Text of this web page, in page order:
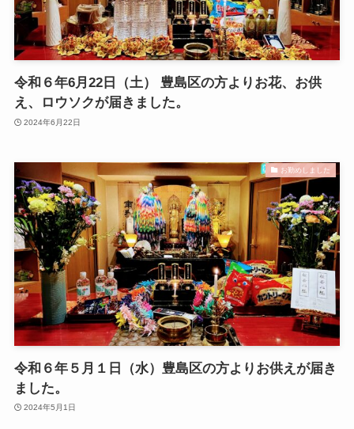
令和６年6月22日（土） 豊島区の方よりお花、お供
え、ロウソクが届きました。
2024年6月22日
お勤めしました
令和６年５月１日（水）豊島区の方よりお供えが届き
ました。
2024年5月1日